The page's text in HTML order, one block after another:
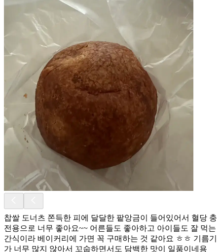
찹쌀 도너츠 쫀득한 피에 달달한 팥앙금이 들어있어서 혈당 충
전용으로 너무 좋아요~~ 어른들도 좋아하고 아이들도 잘 먹는
간식이라 베이커리에 가면 꼭 구매하는 것 같아요 ㅎㅎ 기름기
가 너무 많지 않아서 꼬숩하면서도 담백한 맛이 일품이네용